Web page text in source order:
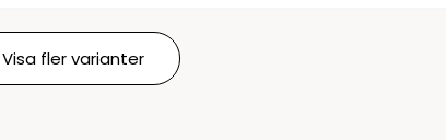
Visa fler varianter